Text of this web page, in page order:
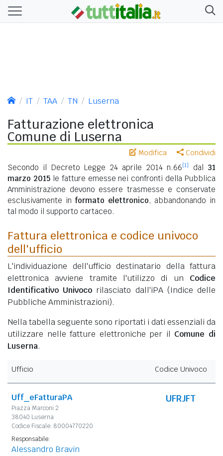
IT TAA TN Luserna
Fatturazione elettronica
Comune di Luserna
Modifica Condividi
Secondo il Decreto Legge 24 aprile 2014 n.66[1] dal 31
marzo 2015le fatture emesse nei confronti della Pubblica
Amministrazione devono essere trasmesse e conservate
esclusivamente in formato elettronico, abbandonando in
tal modo il supporto cartaceo.
Fattura elettronica e codice univoco
dell'ufficio
L'individuazione dell'ufficio destinatario della fattura
elettronica avviene tramite l'utilizzo di un Codice
Identificativo Univoco rilasciato dall'iPA (Indice delle
Pubbliche Amministrazioni).
Nella tabella seguente sono riportati i dati essenziali da
utilizzare nelle fatture elettroniche per il Comune di
Luserna.
Ufficio Codice Univoco
Uff_eFatturaPA
Piazza Marconi 2
38040 Luserna
Codice Fiscale: 80004770220
UFRJFT
Responsabile:
Alessandro Bravin